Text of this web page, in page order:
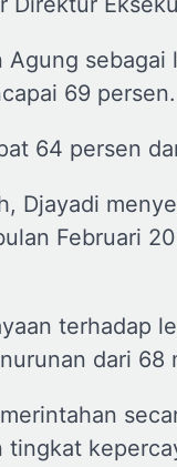
Agung
69 persen.
64 persen
Djayadi
Februari
terhadap
dari